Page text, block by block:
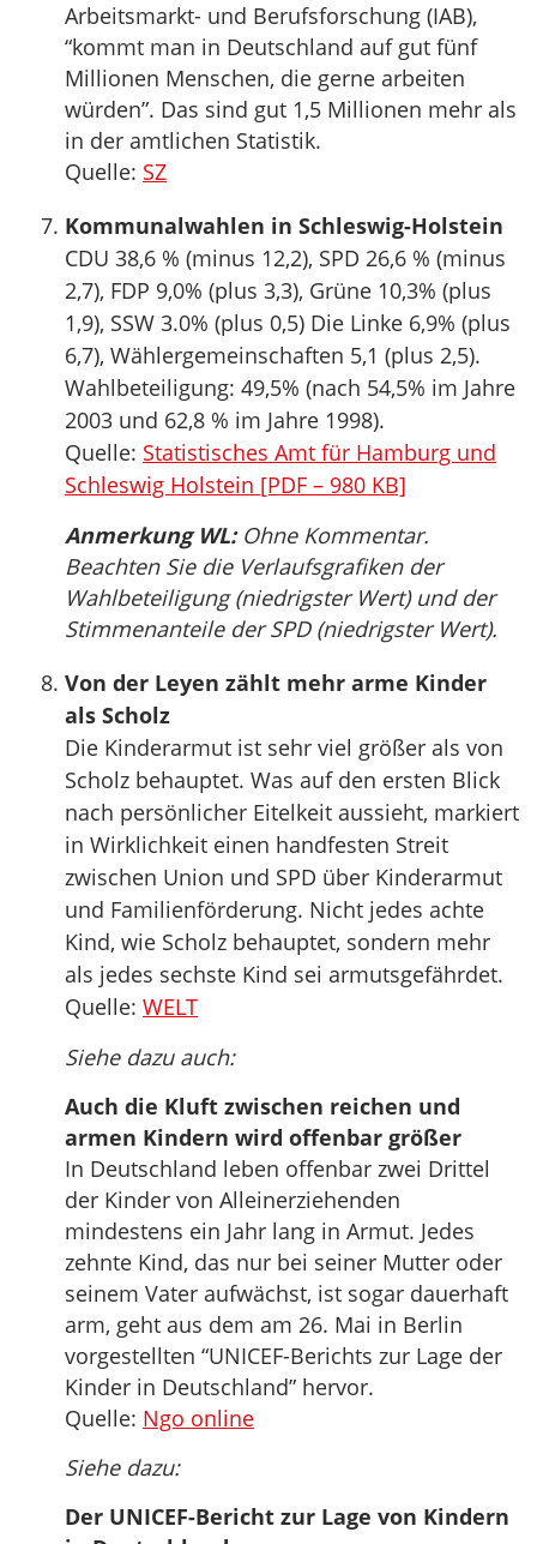
Arbeitsmarkt- und Berufsforschung (IAB),
“kommt man in Deutschland auf gut fünf
Millionen Menschen, die gerne arbeiten
würden”. Das sind gut 1,5 Millionen mehr als
in der amtlichen Statistik.
Quelle: SZ
Kommunalwahlen in Schleswig-Holstein
CDU 38,6 % (minus 12,2), SPD 26,6 % (minus
2,7), FDP 9,0% (plus 3,3), Grüne 10,3% (plus
1,9), SSW 3.0% (plus 0,5) Die Linke 6,9% (plus
6,7), Wählergemeinschaften 5,1 (plus 2,5).
Wahlbeteiligung: 49,5% (nach 54,5% im Jahre
2003 und 62,8 % im Jahre 1998).
Quelle: Statistisches Amt für Hamburg und
Schleswig Holstein [PDF – 980 KB]
Anmerkung WL:Ohne Kommentar.
Beachten Sie die Verlaufsgrafiken der
Wahlbeteiligung (niedrigster Wert) und der
Stimmenanteile der SPD (niedrigster Wert).
Von der Leyen zählt mehr arme Kinder
als Scholz
Die Kinderarmut ist sehr viel größer als von
Scholz behauptet. Was auf den ersten Blick
nach persönlicher Eitelkeit aussieht, markiert
in Wirklichkeit einen handfesten Streit
zwischen Union und SPD über Kinderarmut
und Familienförderung. Nicht jedes achte
Kind, wie Scholz behauptet, sondern mehr
als jedes sechste Kind sei armutsgefährdet.
Quelle: WELT
Siehe dazu auch:
Auch die Kluft zwischen reichen und
armen Kindern wird offenbar größer
In Deutschland leben offenbar zwei Drittel
der Kinder von Alleinerziehenden
mindestens ein Jahr lang in Armut. Jedes
zehnte Kind, das nur bei seiner Mutter oder
seinem Vater aufwächst, ist sogar dauerhaft
arm, geht aus dem am 26. Mai in Berlin
vorgestellten “UNICEF-Berichts zur Lage der
Kinder in Deutschland” hervor.
Quelle: Ngo online
Siehe dazu:
Der UNICEF-Bericht zur Lage von Kindern